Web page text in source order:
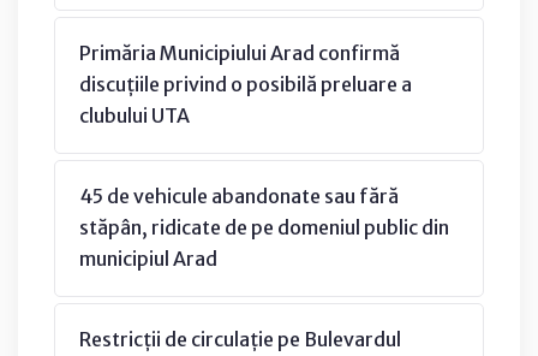
Primăria Municipiului Arad confirmă
discuțiile privind o posibilă preluare a
clubului UTA
45 de vehicule abandonate sau fără
stăpân, ridicate de pe domeniul public din
municipiul Arad
Restricții de circulație pe Bulevardul